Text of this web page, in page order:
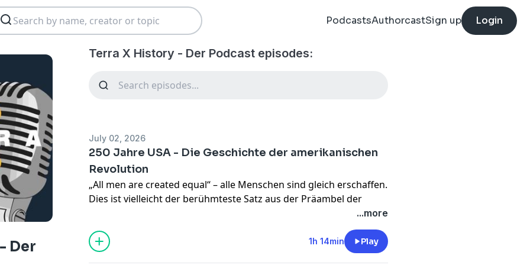
PodcastsAuthorcastSign up Login
Der
Terra X History - Der Podcast episodes:
July 02, 2026
250 Jahre USA - Die Geschichte der amerikanischen
Revolution
„All men are created equal“ – alle Menschen sind gleich erschaffen.
Dies ist vielleicht der berühmteste Satz aus der Präambel der
amerikanischen Unabhängigkeitserklärung von 1776. Sie gilt als
Geburtsstunde der Vereinigten Staaten. Am 4. Juli 2026 feiern die
USA das 250. Jubiläum dieser Unabhängigkeitserklärung und
damit auch das Ende der Herrschaft Großbritanniens über ihre
...more
1h 14min Play